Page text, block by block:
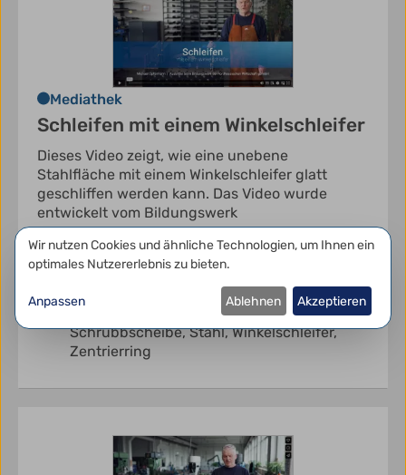
Mediathek
Schleifen mit einem Winkelschleifer
Dieses Video zeigt, wie eine unebene
Stahlfläche mit einem Winkelschleifer glatt
geschliffen werden kann. Das Video wurde
entwickelt vom Bildungswerk
Video
Bildungswerk der Hessischen Wirtschaft e.
Schleifscheibe,
Schrubbscheibe,Stahl,Winkelschleifer,
Zentrierring
Datenschutzeinstellungen
Wir nutzen Cookies und ähnliche Technologien, um Ihnen ein
optimales Nutzererlebnis zu bieten.
Anpassen Ablehnen Akzeptieren